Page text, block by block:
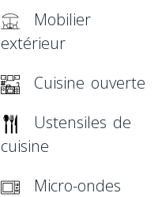
Mobilier
extérieur
Cuisine ouverte
Ustensiles de
cuisine
Micro-ondes